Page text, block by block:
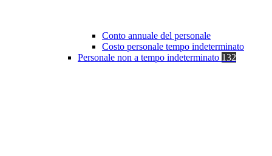
Conto annuale del personale
Costo personale tempo indeterminato
Personale non a tempo indeterminato 132